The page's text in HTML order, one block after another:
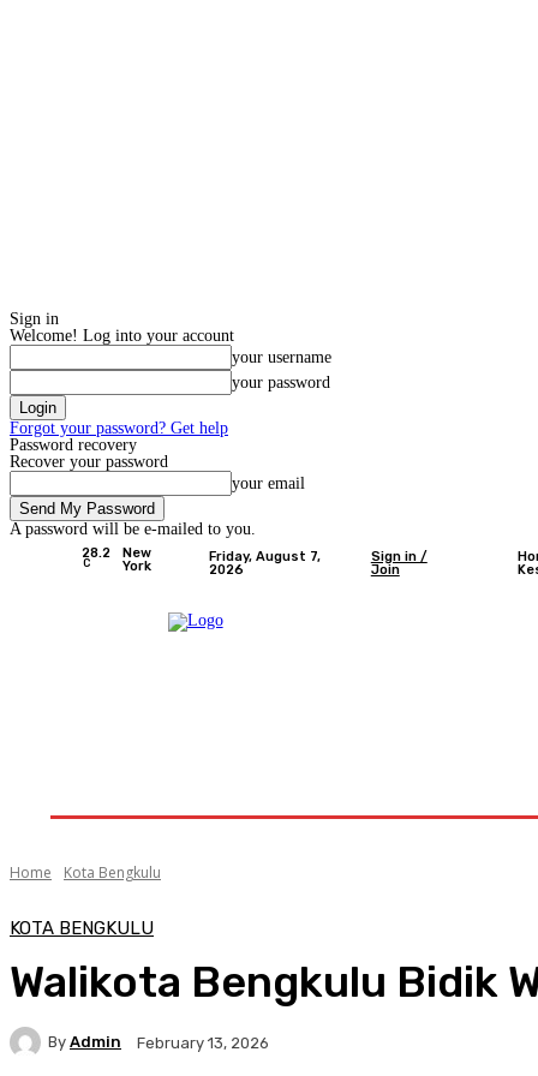
Sign in
Welcome! Log into your account
your username
your password
Forgot your password? Get help
Password recovery
Recover your password
your email
A password will be e-mailed to you.
28.2
C
New
York
Friday, August 7,
2026
Sign in /
Join
Home Kota Bengkulu
KOTA BENGKULU
Walikota Bengkulu Bidik
By Admin February 13, 2026